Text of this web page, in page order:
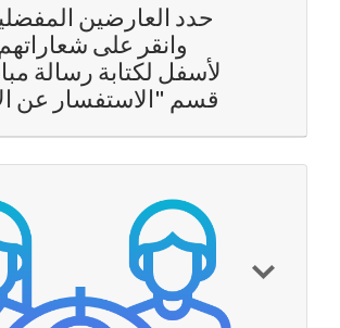
حدد العارضين
وانقر على
لأسفل لكتابة رسالة
قسم "الاستفسار عن